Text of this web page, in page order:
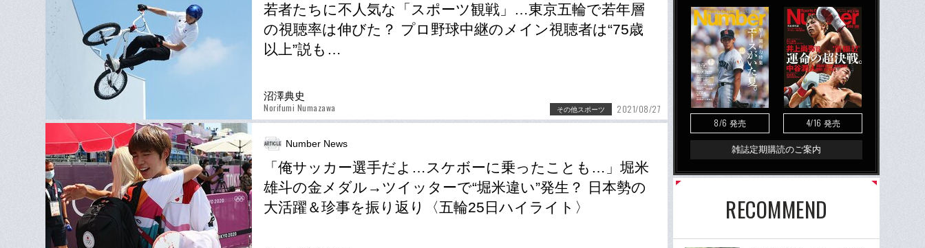
若者たちに不人気な「スポーツ観戦」…東京五輪で若年層
の視聴率は伸びた？ プロ野球中継のメイン視聴者は“75歳
以上”説も…
沼澤典史
Norifumi Numazawa その他スポーツ 2021/08/27
Number News
「俺サッカー選手だよ…スケボーに乗ったことも…」堀米
雄斗の金メダル→ツイッターで“堀米違い”発生？ 日本勢の
大活躍＆珍事を振り返り〈五輪25日ハイライト〉
8/6 発売 4/16 発売
雑誌定期購読のご案内
RECOMMEND